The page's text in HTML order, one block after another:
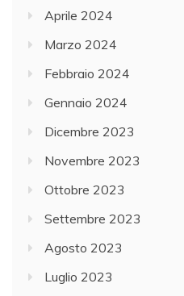
Aprile 2024
Marzo 2024
Febbraio 2024
Gennaio 2024
Dicembre 2023
Novembre 2023
Ottobre 2023
Settembre 2023
Agosto 2023
Luglio 2023